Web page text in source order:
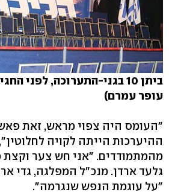
ביתן 10 בגני-התערוכה, לפני
עופר עמרם)
"העומס היה צפוי מראש, זאת
ההיערכות הייתה לקויה
מהמתמודדים. "אני חש צער וקצת
גלעד ארדן. מנכ"ל המפלגה, גדי
"על עוגמת הנפש שנגרמה".